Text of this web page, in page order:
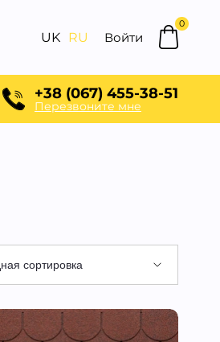
UK RU Войти
0
+38 (067) 455-38-51
Перезвоните мне